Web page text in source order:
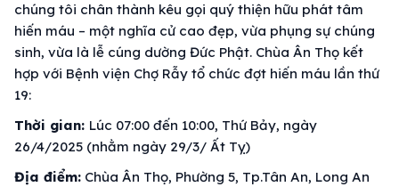
chúng tôi chân thành kêu gọi quý thiện hữu phát tâm
hiến máu – một nghĩa cử cao đẹp, vừa phụng sự chúng
sinh, vừa là lễ cúng dường Đức Phật. Chùa Ân Thọ kết
hợp với Bệnh viện Chợ Rẫy tổ chức đợt hiến máu lần thứ
19:
Thời gian: Lúc 07:00 đến 10:00, Thứ Bảy, ngày
26/4/2025 (nhằm ngày 29/3/ Ất Tỵ)
Địa điểm: Chùa Ân Thọ, Phường 5, Tp.Tân An, Long An